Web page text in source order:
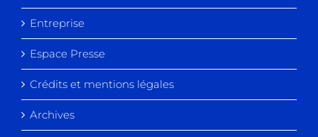
Entreprise
Espace Presse
Crédits et mentions légales
Archives